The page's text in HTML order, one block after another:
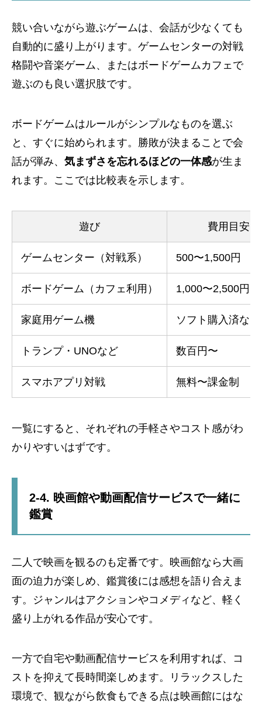
競い合いながら遊ぶゲームは、会話が少なくても
自動的に盛り上がります。ゲームセンターの対戦
格闘や音楽ゲーム、またはボードゲームカフェで
遊ぶのも良い選択肢です。
ボードゲームはルールがシンプルなものを選ぶ
と、すぐに始められます。勝敗が決まることで会
話が弾み、 気まずさを忘れるほどの一体感が生ま
れます。ここでは比較表を示します。
遊び 費用目安
ゲームセンター（対戦系） 500〜1,500円
ボードゲーム（カフェ利用） 1,000〜2,500円
家庭用ゲーム機 ソフト購入済な
トランプ・UNOなど 数百円〜
スマホアプリ対戦 無料〜課金制
一覧にすると、それぞれの手軽さやコスト感がわ
かりやすいはずです。
2-4. 映画館や動画配信サービスで一緒に
鑑賞
二人で映画を観るのも定番です。映画館なら大画
面の迫力が楽しめ、鑑賞後には感想を語り合えま
す。ジャンルはアクションやコメディなど、軽く
盛り上がれる作品が安心です。
一方で自宅や動画配信サービスを利用すれば、コ
ストを抑えて長時間楽しめます。リラックスした
環境で、観ながら飲食もできる点は映画館にはな